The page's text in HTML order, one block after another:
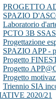
PROGETTO
SPAZIO
Laboratorio
PCTO 3B
Progettazione
SPAZIO APP -
Progetto
Progetto
Progetto
Triennio SIA
2020/21